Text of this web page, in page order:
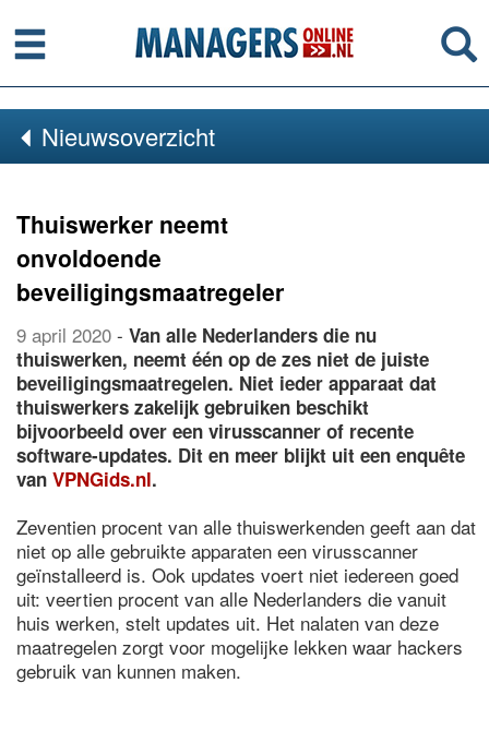
Menu
Nieuwsoverzicht
Thuiswerker neemt
onvoldoende
beveiligingsmaatregelen
9 april 2020 - Van alle Nederlanders die nu
thuiswerken, neemt één op de zes niet de juiste
beveiligingsmaatregelen. Niet ieder apparaat dat
thuiswerkers zakelijk gebruiken beschikt
bijvoorbeeld over een virusscanner of recente
software-updates. Dit en meer blijkt uit een enquête
van VPNGids.nl.
Zeventien procent van alle thuiswerkenden geeft aan dat
niet op alle gebruikte apparaten een virusscanner
geïnstalleerd is. Ook updates voert niet iedereen goed
uit: veertien procent van alle Nederlanders die vanuit
huis werken, stelt updates uit. Het nalaten van deze
maatregelen zorgt voor mogelijke lekken waar hackers
gebruik van kunnen maken.